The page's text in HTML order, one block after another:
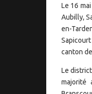
Le 16
Aubilly,
en-
canton
Le
majorité